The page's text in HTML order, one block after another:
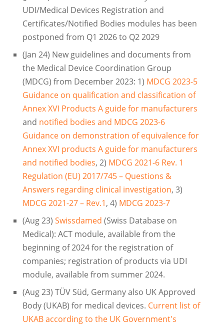
UDI/Medical Devices Registration and
Certificates/Notified Bodies modules has been
postponed from Q1 2026 to Q2 2029
(Jan 24) New guidelines and documents from
the Medical Device Coordination Group
(MDCG) from December 2023: 1) MDCG 2023-5
Guidance on qualification and classification of
Annex XVI Products A guide for manufacturers
and notified bodies and MDCG 2023-6
Guidance on demonstration of equivalence for
Annex XVI products A guide for manufacturers
and notified bodies, 2) MDCG 2021-6 Rev. 1
Regulation (EU) 2017/745 – Questions &
Answers regarding clinical investigation, 3)
MDCG 2021-27 – Rev.1, 4) MDCG 2023-7
(Aug 23) Swissdamed (Swiss Database on
Medical): ACT module, available from the
beginning of 2024 for the registration of
companies; registration of products via UDI
module, available from summer 2024.
(Aug 23) TÜV Süd, Germany also UK Approved
Body (UKAB) for medical devices. Current list of
UKAB according to the UK Government's